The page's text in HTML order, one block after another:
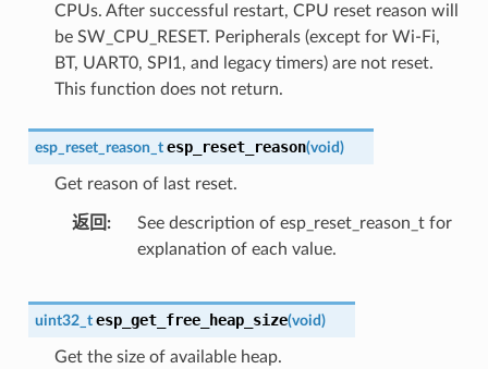
CPUs. After successful restart, CPU reset reason will
be SW_CPU_RESET. Peripherals (except for Wi-Fi,
BT, UART0, SPI1, and legacy timers) are not reset.
This function does not return.
esp_reset_reason_t esp_reset_reason(void)
Get reason of last reset.
返回
See description of esp_reset_reason_t for
explanation of each value.
uint32_t esp_get_free_heap_size(void)
Get the size of available heap.